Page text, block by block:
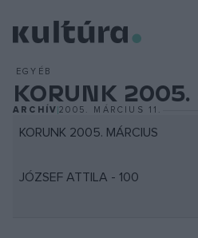
EGYÉB
KORUNK
ARCHÍV2005. MÁRCIUS 11.
KORUNK 2005. MÁRCIUS
JÓZSEF ATTILA - 100